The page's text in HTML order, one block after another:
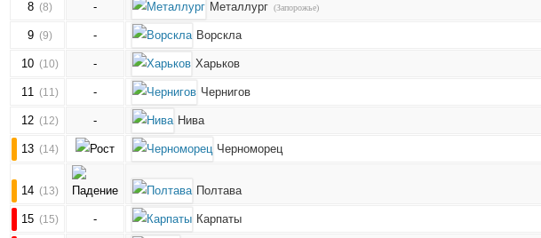
8 (8) - Металлург (Запорожье)
9 (9) - Ворскла
10 (10) - Харьков
11 (11) - Чернигов
12 (12) - Нива
13 (14) Черноморец
14 (13) Полтава
15 (15) - Карпаты